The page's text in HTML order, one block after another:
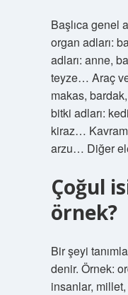
Başlıca genel
organ adları:
adları: anne,
teyze… Araç
makas,
bitki adları:
kiraz…
arzu… Diğer
Çoğul
örnek?
Bir şeyi
denir. Örnek:
insanlar,